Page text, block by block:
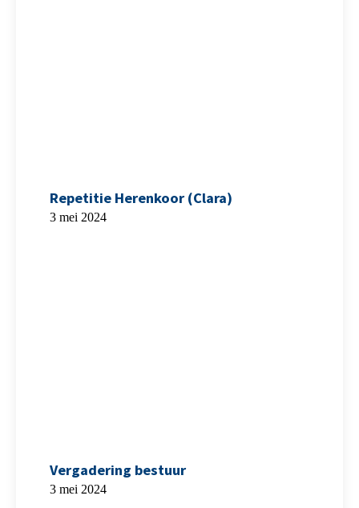
Repetitie Herenkoor (Clara)
3 mei 2024
Vergadering bestuur
3 mei 2024